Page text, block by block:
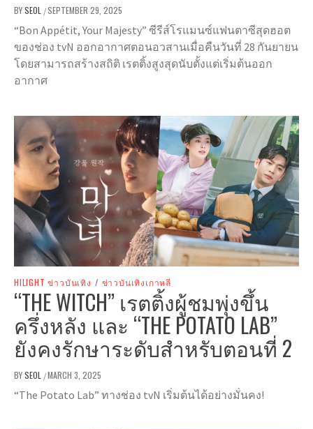
BYSEOL /SEPTEMBER 29, 2025
“Bon Appétit, Your Majesty” ซีรีส์โรแมนซ์แฟนตาซีสุดฮอต
ของช่อง tvN ออกอากาศตอนอวสานเมื่อคืนวันที่ 28 กันยายน
โดยสามารถสร้างสถิติ เรตติ้งสูงสุดนับตั้งแต่เริ่มต้นออก
อากาศ
HILIGHT ข่าวบันเทิง / ข่าวบันเทิงเกาหลี
“THE WITCH” เรตติ้งผู้ชมพุ่งขึ้น
ครึ่งหลัง และ “THE POTATO LAB”
ยังคงรักษาระดับสำหรับตอนที่ 2
BYSEOL /MARCH 3, 2025
“The Potato Lab” ทางช่อง tvN เริ่มต้นได้อย่างมั่นคง!